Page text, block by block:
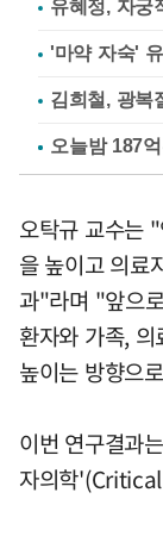
유혜정, 자
'마약 자숙'
김희철, 광복
오탁규 교수는
을 높이고 의료
과"라며 "앞으
환자와 가족,
높이는 방향으
이번 연구결과
자의학